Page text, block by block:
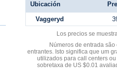
Ubicación
Vaggeryd
Los precios se
Números de entrada
entrantes. Isto significa que um
utilizados para call centers
sobretaxa de US $0.01